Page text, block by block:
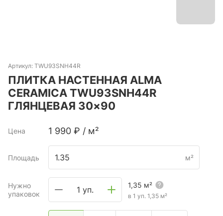
Артикул: TWU93SNH44R
ПЛИТКА НАСТЕННАЯ ALMA
CERAMICA TWU93SNH44R
ГЛЯНЦЕВАЯ 30×90
Цена 1 990 ₽ / м²
Площадь м²
Нужно
упаковок
1 уп. 1,35 м²
в 1 уп. 1,35 м²